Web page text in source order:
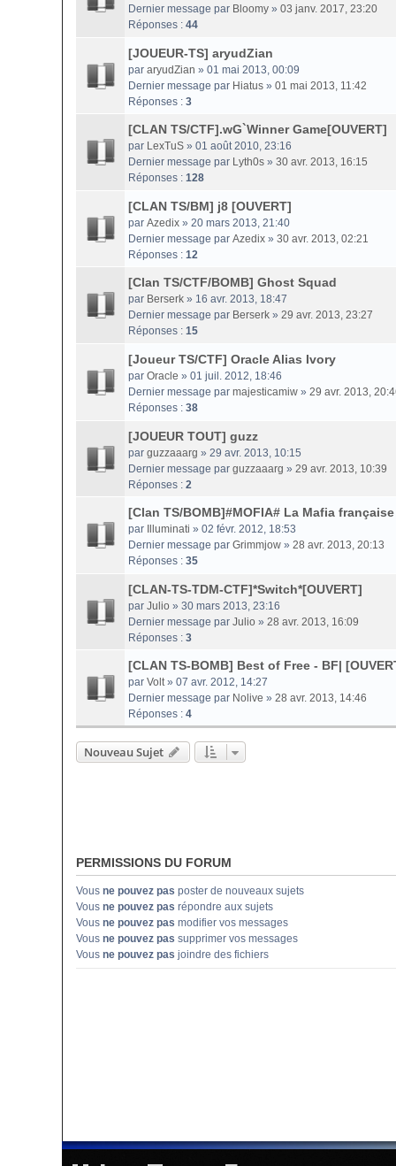
Dernier message par Bloomy » 03 janv. 2017, 23:20
Réponses : 44
[JOUEUR-TS] aryudZian
par aryudZian » 01 mai 2013, 00:09
Dernier message par Hiatus » 01 mai 2013, 11:42
Réponses : 3
[CLAN TS/CTF].wG`Winner Game[OUVERT]
par LexTuS » 01 août 2010, 23:16
Dernier message par Lyth0s » 30 avr. 2013, 16:15
Réponses : 128
[CLAN TS/BM] j8 [OUVERT]
par Azedix » 20 mars 2013, 21:40
Dernier message par Azedix » 30 avr. 2013, 02:21
Réponses : 12
[Clan TS/CTF/BOMB] Ghost Squad
par Berserk » 16 avr. 2013, 18:47
Dernier message par Berserk » 29 avr. 2013, 23:27
Réponses : 15
[Joueur TS/CTF] Oracle Alias Ivory
par Oracle » 01 juil. 2012, 18:46
Dernier message par majesticamiw » 29 avr. 2013,
Réponses : 38
[JOUEUR TOUT] guzz
par guzzaaarg » 29 avr. 2013, 10:15
Dernier message par guzzaaarg » 29 avr. 2013, 10:39
Réponses : 2
[Clan TS/BOMB]#MOFIA# La Mafia française
par Illuminati » 02 févr. 2012, 18:53
Dernier message par Grimmjow » 28 avr. 2013, 20:13
Réponses : 35
[CLAN-TS-TDM-CTF]*Switch*[OUVERT]
par Julio » 30 mars 2013, 23:16
Dernier message par Julio » 28 avr. 2013, 16:09
Réponses : 3
[CLAN TS-BOMB] Best of Free - BF|
par Volt» 07 avr. 2012, 14:27
Dernier message par Nolive » 28 avr. 2013, 14:46
Réponses : 4
Nouveau Sujet
PERMISSIONS DU FORUM
Vous ne pouvez pas poster de nouveaux sujets
Vous ne pouvez pas répondre aux sujets
Vous ne pouvez pas modifier vos messages
Vous ne pouvez pas supprimer vos messages
Vous ne pouvez pas joindre des fichiers